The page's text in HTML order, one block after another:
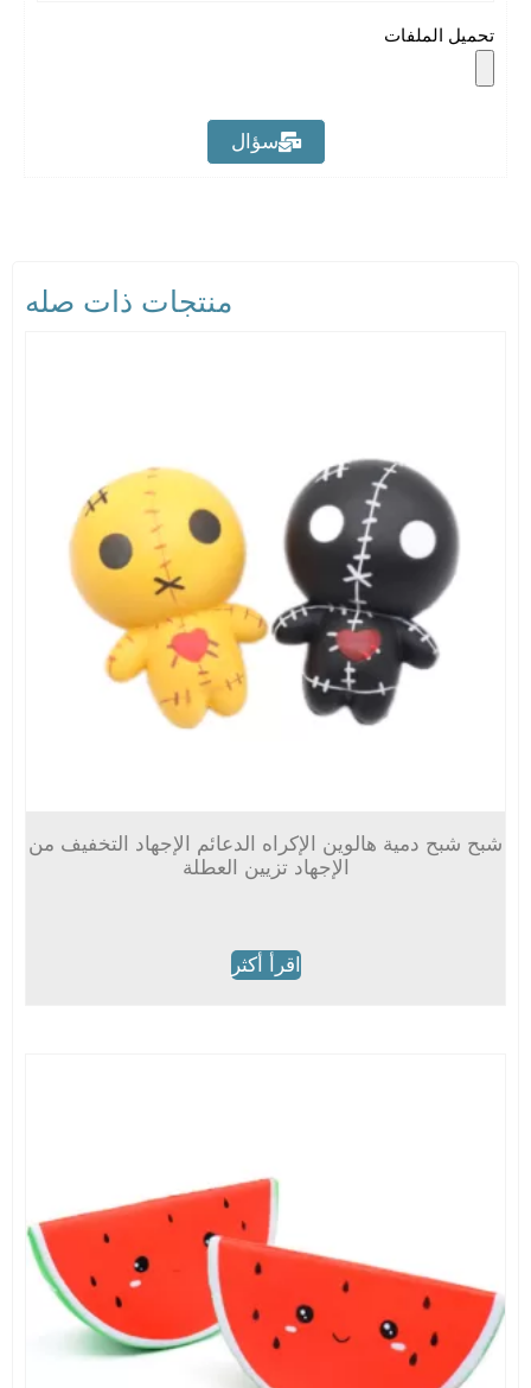
تحميل الملفات
سؤال
منتجات ذات صله
شبح شبح دمية هالوين الإكراه الدعائم الإجهاد التخفيف من
الإجهاد تزيين العطلة
اقرأ أكثر